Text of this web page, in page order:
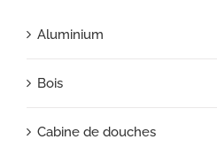
Aluminium
Bois
Cabine de douches